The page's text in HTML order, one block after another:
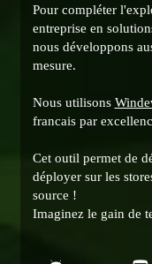
Pour compléter
entreprise en
nous développons
mesure.
Nous utilisons
francais par
Cet outil permet de
déployer sur les
source !
Imaginez le gain de